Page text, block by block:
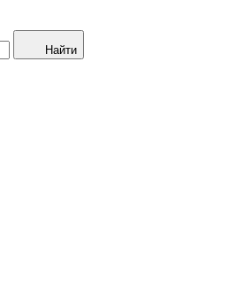
Найти